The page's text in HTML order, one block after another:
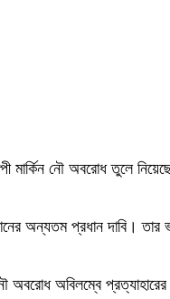
নৌ অবরোধ তুলে
অন্যতম প্রধান দাবি।
অবরোধ অবিলম্বে